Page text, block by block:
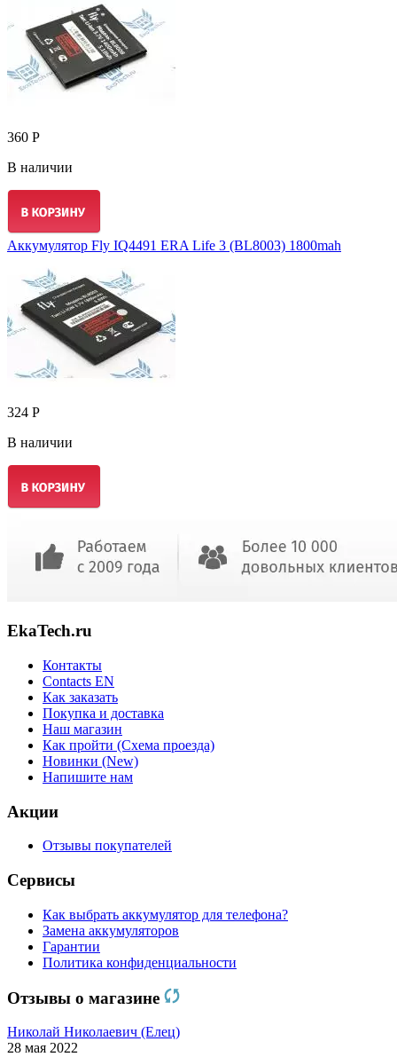
360 Р
В наличии
Аккумулятор Fly IQ4491 ERA Life 3 (BL8003) 1800mah
324 Р
В наличии
EkaTech.ru
Контакты
Contacts EN
Как заказать
Покупка и доставка
Наш магазин
Как пройти (Схема проезда)
Новинки (New)
Напишите нам
Акции
Отзывы покупателей
Сервисы
Как выбрать аккумулятор для телефона?
Замена аккумуляторов
Гарантии
Политика конфиденциальности
Отзывы о магазине
Николай Николаевич (Елец)
28 мая 2022